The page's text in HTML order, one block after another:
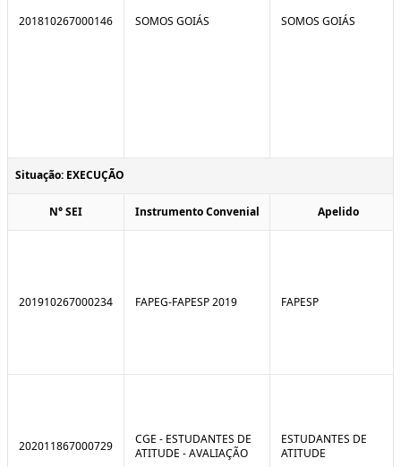
201810267000146 SOMOS GOIÁS SOMOS GOIÁS
Situação: EXECUÇÃO
N° SEI Instrumento Convenial Apelido
201910267000234 FAPEG-FAPESP 2019 FAPESP
202011867000729
CGE - ESTUDANTES DE
ATITUDE - AVALIAÇÃO
ESTUDANTES DE
ATITUDE